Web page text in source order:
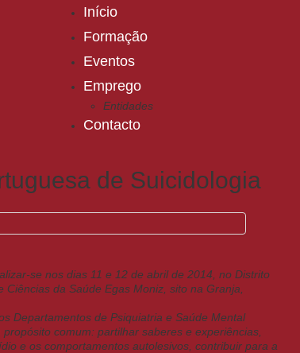
Início
Formação
Eventos
Emprego
Entidades
Contacto
de Suicidologia
se nos dias 11 e 12 de abril de 2014, no Distrito
da Saúde Egas Moniz, sito na Granja,
Departamentos de Psiquiatria e Saúde Mental
comum: partilhar saberes e experiências,
e os comportamentos autolesivos, contribuir para a